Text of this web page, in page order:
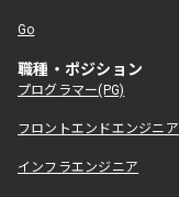
Go
職種・ポジション
プログラマー(PG)
フロントエンドエンジニア
インフラエンジニア